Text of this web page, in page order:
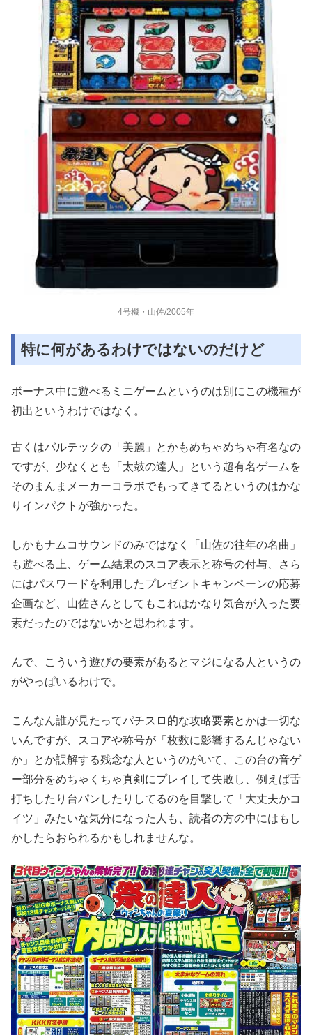
4号機・山佐/2005年
特に何があるわけではないのだけど
ボーナス中に遊べるミニゲームというのは別にこの機種が
初出とい うわけではなく。
古くはバルテックの「美麗」とかもめちゃめちゃ有名なの
ですが、少なくとも「太鼓の達人」という超有名ゲームを
そのまんまメーカーコラボでもってきてるというのはかな
りインパクトが強かった。
しかもナムコサウンドのみではなく「山佐の往年の名曲」
も遊べる 上、ゲーム結果のスコア表示と称号の付与、さら
にはパスワードを利用したプレゼントキャンペーンの応募
企画など、山佐さんとして もこれはかなり気合が入った要
素だったのではないかと思われます。
んで、こういう遊びの要素があるとマジになる人というの
がやっぱいるわけで。
こんなん誰が見たってパチスロ的な攻略要素とかは一切な
いんですが、スコアや称号が「枚数に影響するんじゃない
か」とか誤解する残念な人というのがいて、この台の音ゲ
ー部分をめちゃくちゃ真剣にプレイして失敗し、例えば舌
打ちしたり台パンしたりしてるのを目 撃して「大丈夫かコ
イツ」みたいな気分になった人も、読者の方の中にはもし
かしたらおられるかもしれませんな。